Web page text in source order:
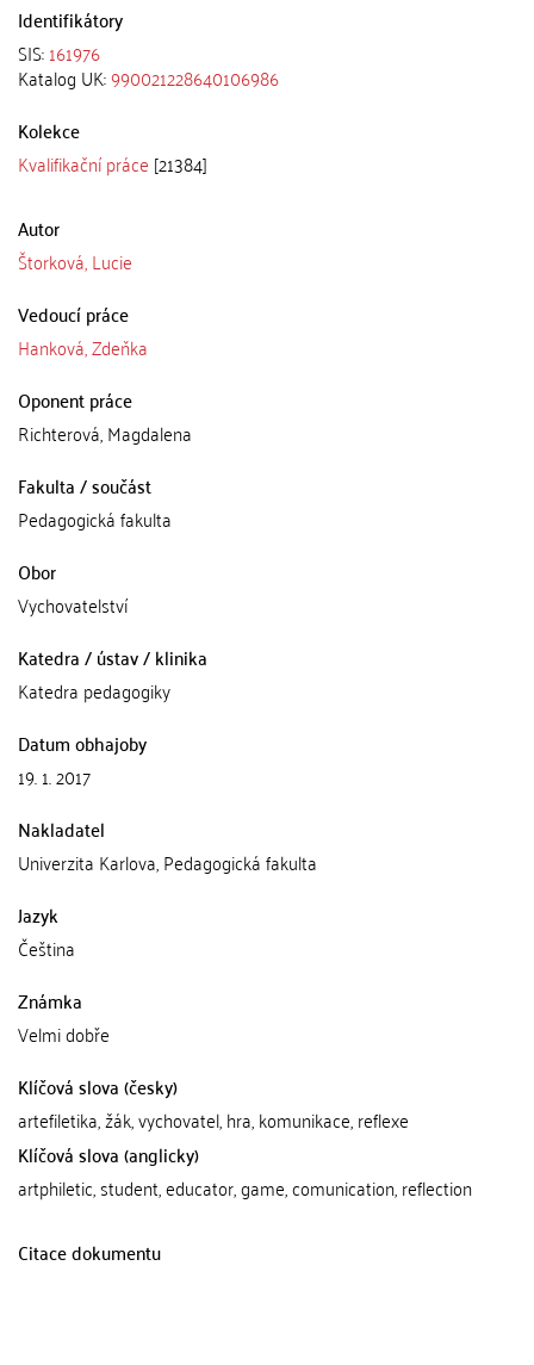
Identifikátory
SIS:161976
Katalog UK:990021228640106986
Kolekce
Kvalifikační práce [21384]
Autor
Štorková, Lucie
Vedoucí práce
Hanková, Zdeňka
Oponent práce
Richterová, Magdalena
Fakulta / součást
Pedagogická fakulta
Obor
Vychovatelství
Katedra / ústav / klinika
Katedra pedagogiky
Datum obhajoby
19. 1. 2017
Nakladatel
Univerzita Karlova, Pedagogická fakulta
Jazyk
Čeština
Známka
Velmi dobře
Klíčová slova (česky)
artefiletika, žák, vychovatel, hra, komunikace, reflexe
Klíčová slova (anglicky)
artphiletic, student, educator, game, comunication, reflection
Citace dokumentu